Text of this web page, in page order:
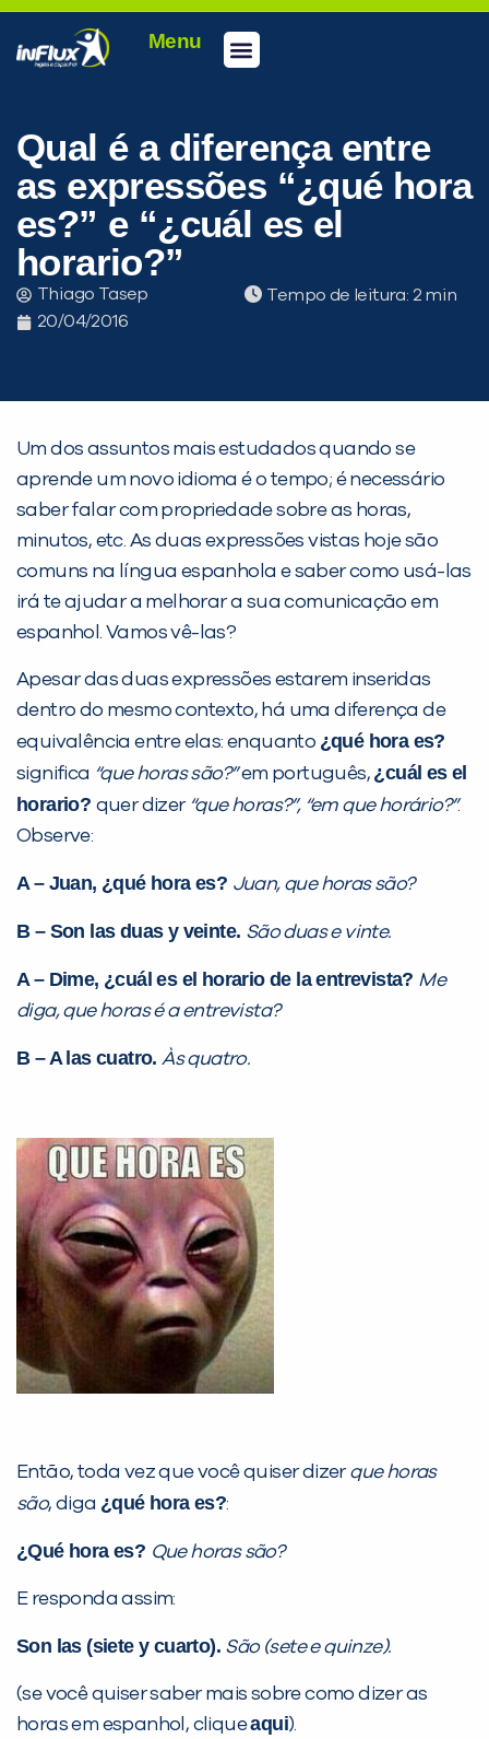
Menu
Qual é a diferença entre
as expressões “¿qué hora
es?” e “¿cuál es el
horario?”
Thiago Tasep
20/04/2016
Tempo de leitura:
Um dos assuntos mais estudados quando se
aprende um novo idioma é o tempo; é necessário
saber falar com propriedade sobre as horas,
minutos, etc. As duas expressões vistas hoje são
comuns na língua espanhola e saber como usá-las
irá te ajudar a melhorar a sua comunicação em
espanhol. Vamos vê-las?
Apesar das duas expressões estarem inseridas
dentro do mesmo contexto, há uma diferença de
equivalência entre elas: enquanto ¿qué hora es?
significa “que horas são?”em português, ¿cuál es el
horario? quer dizer “que horas?”, “em que horário?”.
Observe:
A – Juan, ¿qué hora es? Juan, que horas são?
B – Son las duas y veinte. São duas e vinte.
A – Dime, ¿cuál es el horario de la entrevista? Me
diga, que horas é a entrevista?
B – A las cuatro.Às quatro.
Então, toda vez que você quiser dizerque horas
são, diga ¿qué hora es?:
¿Qué hora es? Que horas são?
E responda assim:
Son las (siete y cuarto). São (sete e quinze).
(se você quiser saber mais sobre como dizer as
horas em espanhol, cliqueaqui).
PEÇA UMA DEMONSTRAÇÃO DE MÉTODO
Desculpe!
Não encontramos nenhuma unidade
você digitou.
já vamos te colocar em contato
com a:
Você é aluno inFlux?
Sim Não
VOLTAR